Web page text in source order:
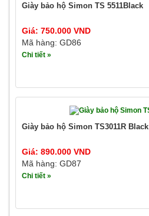
Giày bảo hộ Simon TS 5511Black
Giá: 750.000 VND
Mã hàng: GD86
Chi tiết »
Giày bảo hộ Simon TS3011R Black
Giá: 890.000 VND
Mã hàng: GD87
Chi tiết »